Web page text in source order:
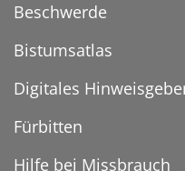
Beschwerde
Bistumsatlas
Digitales
Fürbitten
Hilfe bei Missbrauch